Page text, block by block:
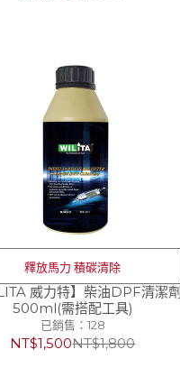
釋放馬力 積碳清除
威力特】柴油DPF清潔劑
500ml(需搭配工具)
已銷售：128
NT$1,500NT$1,800